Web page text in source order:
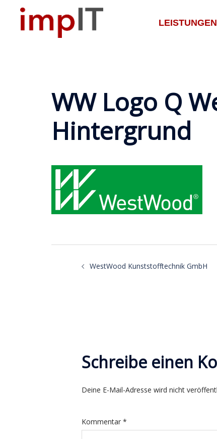
springen
LEISTUNGEN
WW Logo Q
Hintergrund
WestWood Kunststofftechnik GmbH
Schreibe einen
Deine E-Mail-Adresse wird nicht
Kommentar *